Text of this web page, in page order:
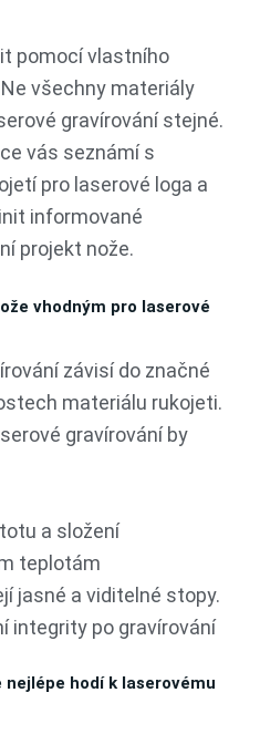
pomocí vlastního
všechny materiály
gravírování stejné.
vás seznámí s
pro laserové loga a
informované
projekt nože.
vhodným pro laserové
závisí do značné
materiálu rukojeti.
gravírování by
a složení
teplotám
jasné a viditelné stopy.
integrity po gravírování
hodí k laserovému